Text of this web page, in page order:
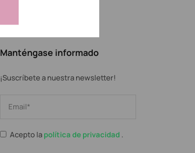
Manténgase informado
¡Suscríbete a nuestra newsletter!
Acepto lapolítica de privacidad .